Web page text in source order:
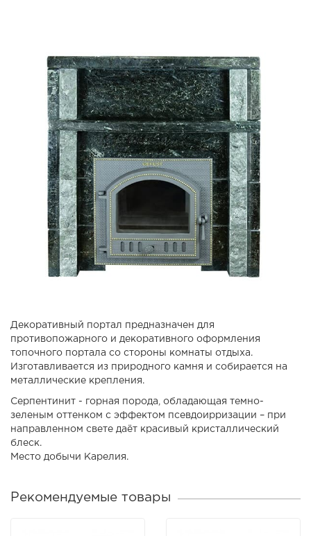
Декоративный портал предназначен для
противопожарного и декоративного оформления
топочного портала со стороны комнаты отдыха.
Изготавливается из природного камня и собирается на
металлические крепления.
Серпентинит - горная порода, обладающая темно-
зеленым оттенком с эффектом псевдоирризации – при
направленном свете даёт красивый кристаллический
блеск.
Место добычи Карелия.
Рекомендуемые товары